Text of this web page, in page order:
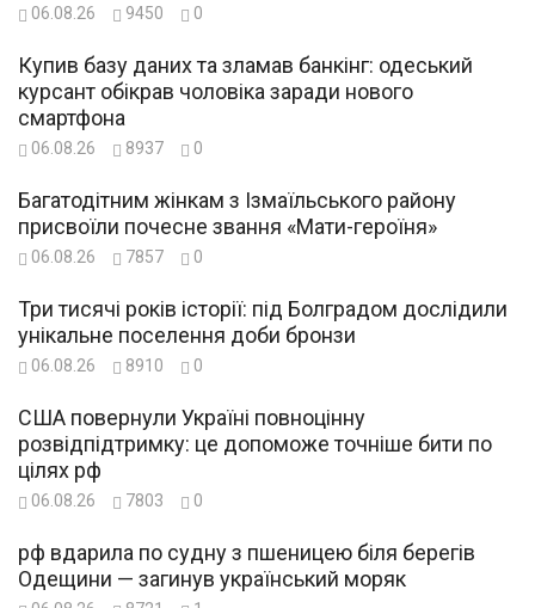
06.08.26 9450 0
Купив базу даних та зламав банкінг: одеський
курсант обікрав чоловіка заради нового
смартфона
06.08.26 8937 0
Багатодітним жінкам з Ізмаїльського району
присвоїли почесне звання «Мати-героїня»
06.08.26 7857 0
Три тисячі років історії: під Болградом дослідили
унікальне поселення доби бронзи
06.08.26 8910 0
США повернули Україні повноцінну
розвідпідтримку: це допоможе точніше бити по
цілях рф
06.08.26 7803 0
рф вдарила по судну з пшеницею біля берегів
Одещини — загинув український моряк